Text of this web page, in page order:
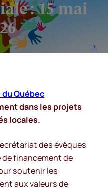
: 15 mai
Québec
dans les projets
locales.
des évêques
financement de
soutenir les
aux valeurs de